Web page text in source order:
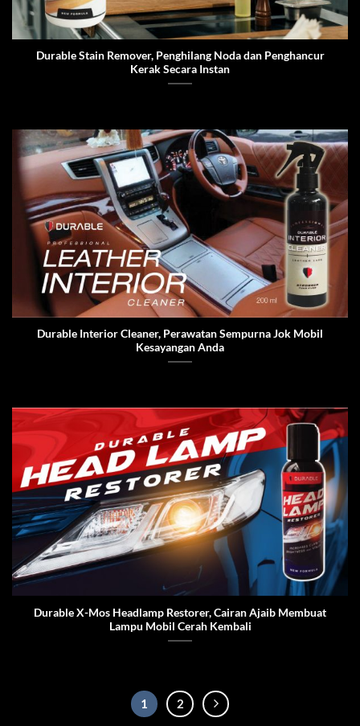
Durable Stain Remover, Penghilang Noda dan Penghancur
Kerak Secara Instan
Durable Interior Cleaner, Perawatan Sempurna Jok Mobil
Kesayangan Anda
Durable X-Mos Headlamp Restorer, Cairan Ajaib Membuat
Lampu Mobil Cerah Kembali
1 2